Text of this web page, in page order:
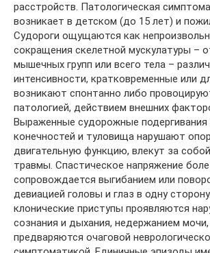
расстройств. Патологическая
возникает в детском (до 15 лет) и
Судороги ощущаются как
сокращения скелетной мускулатуры –
мышечных групп или всего тела –
интенсивности, кратковременные или
возникают спонтанно либо
патологией, действием внешних
Выраженные судорожные
конечностей и туловища нарушают
двигательную функцию, влекут за
травмы. Спастическое напряжение
сопровождается выгибанием или
девиацией головы и глаз в одну
клонические приступы проявляются
сознания и дыхания, недержанием
предваряются очаговой